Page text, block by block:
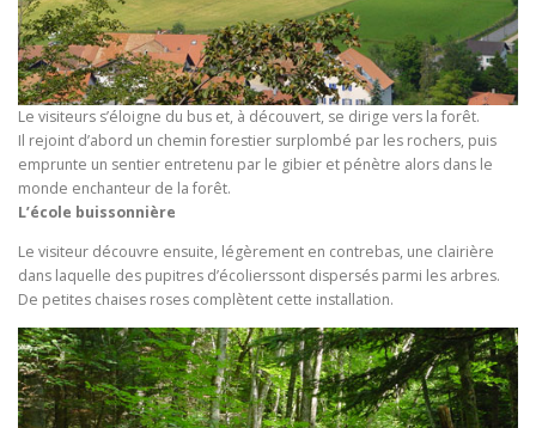
Le visiteurs s’éloigne du bus et, à découvert, se dirige vers la forêt.
Il rejoint d’abord un chemin forestier surplombé par les rochers, puis
emprunte un sentier entretenu par le gibier et pénètre alors dans le
monde enchanteur de la forêt.
L’école buissonnière
Le visiteur découvre ensuite, légèrement en contrebas, une clairière
dans laquelle des pupitres d’écolierssont dispersés parmi les arbres.
De petites chaises roses complètent cette installation.